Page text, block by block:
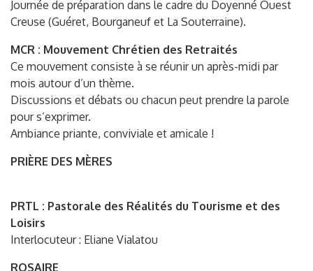
Journée de préparation dans le cadre du Doyenné Ouest
Creuse (Guéret, Bourganeuf et La Souterraine).
MCR : Mouvement Chrétien des Retraités
Ce mouvement consiste à se réunir un après-midi par
mois autour d’un thème.
Discussions et débats ou chacun peut prendre la parole
pour s’exprimer.
Ambiance priante, conviviale et amicale !
PRIÈRE DES MÈRES
PRTL : Pastorale des Réalités du Tourisme et des
Loisirs
Interlocuteur : Eliane Vialatou
ROSAIRE